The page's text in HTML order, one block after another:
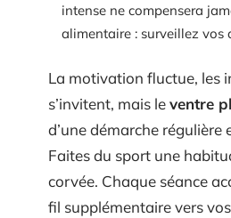
intense ne compensera
alimentaire : surveillez vos
La motivation fluctue, les
s’invitent, mais leventre
d’une démarche régulière
Faites du sport une
corvée. Chaque séance
fil supplémentaire vers